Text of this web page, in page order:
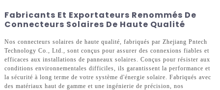
Fabricants Et Exportateurs Renommés De
Connecteurs Solaires De Haute Qualité
Nos connecteurs solaires de haute qualité, fabriqués par Zhejiang Pntech
Technology Co., Ltd., sont conçus pour assurer des connexions fiables et
efficaces aux installations de panneaux solaires. Conçus pour résister aux
conditions environnementales difficiles, ils garantissent la performance et
la sécurité à long terme de votre système d'énergie solaire. Fabriqués avec
des matériaux haut de gamme et une ingénierie de précision, nos